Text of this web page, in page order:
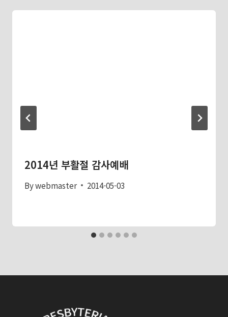
2014년 부활절 감사예배
Bywebmaster 2014-05-03